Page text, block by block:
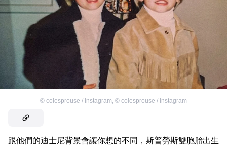
© colesprouse / Instagram, © colesprouse / Instagram
跟他們的迪士尼背景會讓你想的不同，斯普勞斯雙胞胎出生